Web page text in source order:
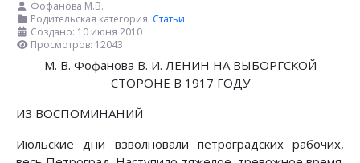
Фофанова М.В.
Родительская категория: Статьи
Создано: 10 июня 2010
Просмотров: 12043
М. В. Фофанова В. И. ЛЕНИН НА ВЫБОРГСКОЙ
СТОРОНЕ В 1917 ГОДУ
ИЗ ВОСПОМИНАНИЙ
Июльские дни взволновали петроградских рабочих,